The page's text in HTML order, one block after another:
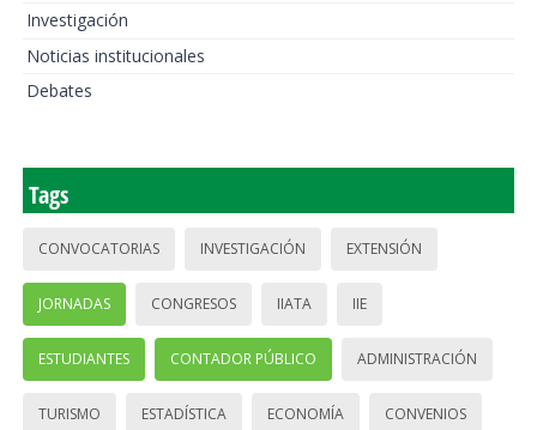
Investigación
Noticias institucionales
Debates
Tags
CONVOCATORIAS INVESTIGACIÓN EXTENSIÓN
JORNADAS CONGRESOS IIATA IIE
ESTUDIANTES CONTADOR PÚBLICO ADMINISTRACIÓN
TURISMO ESTADÍSTICA ECONOMÍA CONVENIOS